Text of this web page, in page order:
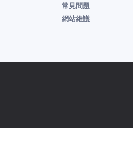
常見問題
網站維護